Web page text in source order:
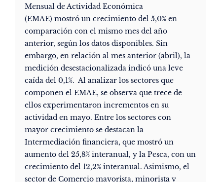
Mensual de Actividad Económica
(EMAE) mostró un crecimiento del 5,0% en
comparación con el mismo mes del año
anterior, según los datos disponibles. Sin
embargo, en relación al mes anterior (abril), la
medición desestacionalizada indicó una leve
caída del 0,1%. Al analizar los sectores que
componen el EMAE, se observa que trece de
ellos experimentaron incrementos en su
actividad en mayo. Entre los sectores con
mayor crecimiento se destacan la
Intermediación financiera, que mostró un
aumento del 25,8% interanual, y la Pesca, con un
crecimiento del 12,2% interanual. Asimismo, el
sector de Comercio mayorista, minorista y